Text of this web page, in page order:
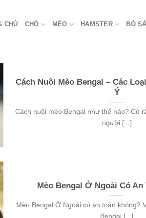
CHỦ CHÓ MÈO HAMSTER BÒ
Cách Nuôi Mèo Bengal – Các
Ý
Cách nuôi mèo Bengal như thế nào? Có
người [...]
Mèo Bengal Ở Ngoài Có
Mèo Bengal Ở Ngoài có an toàn không?
Bengal [...]